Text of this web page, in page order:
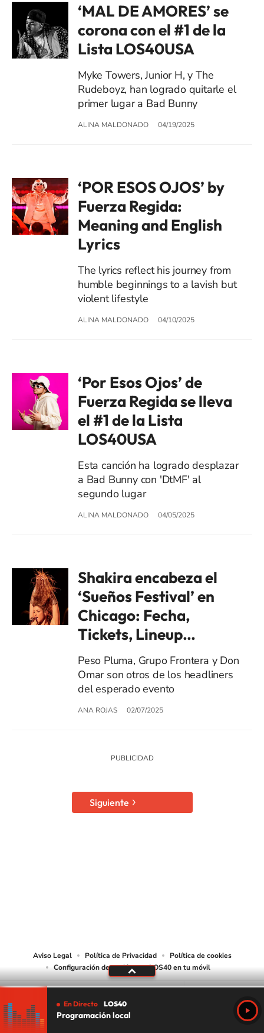
‘MAL DE AMORES’ se
corona con el #1 de la
Lista LOS40USA
Myke Towers, Junior H, y The
Rudeboyz, han logrado quitarle el
primer lugar a Bad Bunny
ALINA MALDONADO 04/19/2025
‘POR ESOS OJOS’ by
Fuerza Regida:
Meaning and English
Lyrics
The lyrics reflect his journey from
humble beginnings to a lavish but
violent lifestyle
ALINA MALDONADO 04/10/2025
‘Por Esos Ojos’ de
Fuerza Regida se lleva
el #1 de la Lista
LOS40USA
Esta canción ha logrado desplazar
a Bad Bunny con 'DtMF' al
segundo lugar
ALINA MALDONADO 04/05/2025
Shakira encabeza el
‘Sueños Festival’ en
Chicago: Fecha,
Tickets, Lineup…
Peso Pluma, Grupo Frontera y Don
Omar son otros de los headliners
del esperado evento
ANA ROJAS 02/07/2025
Siguiente
Aviso Legal Política de Privacidad
Política de cookies
Configuración de cookies
LOS40 en tu móvil
En Directo LOS40
Programación local